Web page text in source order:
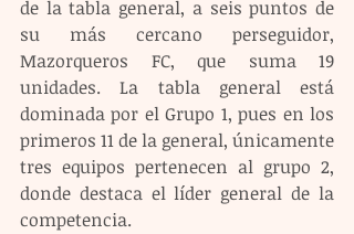
de la tabla general, a seis puntos de
su más cercano perseguidor,
Mazorqueros FC, que suma 19
unidades. La tabla general está
dominada por el Grupo 1, pues en los
primeros 11 de la general, únicamente
tres equipos pertenecen al grupo 2,
donde destaca el líder general de la
competencia.